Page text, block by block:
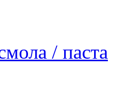
/ паста